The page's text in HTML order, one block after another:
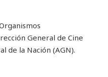
General de Cine
de la Nación (AGN).